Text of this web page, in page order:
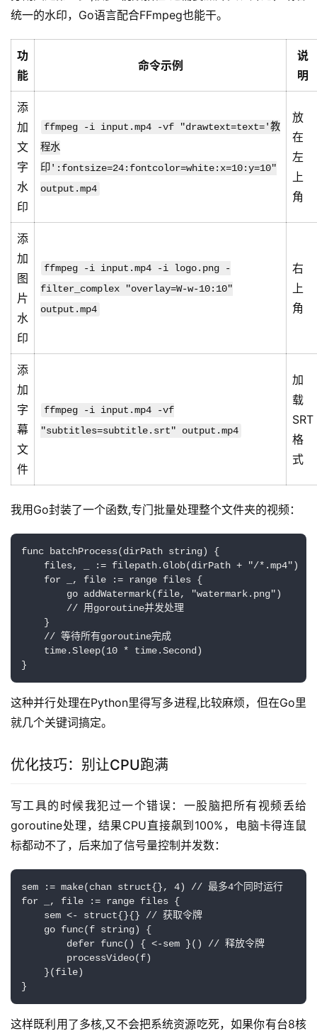
统一的水印，Go语言配合FFmpeg也能干。
功
能
命令示例
说
明
添
加
文
字
水
印
ffmpeg -i input.mp4 -vf "drawtext=text='教
程水
印':fontsize=24:fontcolor=white:x=10:y=10"
output.mp4
放
在
左
上
角
添
加
图
片
水
印
ffmpeg -i input.mp4 -i logo.png -
filter_complex "overlay=W-w-10:10"
output.mp4
右
上
角
添
加
字
幕
文
件
ffmpeg -i input.mp4 -vf
"subtitles=subtitle.srt" output.mp4
加
载
SRT
格
式
我用Go封装了一个函数,专门批量处理整个文件夹的视频：
func batchProcess(dirPath string) {
    files, _ := filepath.Glob(dirPath + "/*.mp4")
    for _, file := range files {
        go addWatermark(file, "watermark.png")
        // 用goroutine并发处理
    }
    // 等待所有goroutine完成
    time.Sleep(10 * time.Second)
}
这种并行处理在Python里得写多进程,比较麻烦，但在Go里
就几个关键词搞定。
优化技巧：别让CPU跑满
写工具的时候我犯过一个错误：一股脑把所有视频丢给
goroutine处理，结果CPU直接飙到100%，电脑卡得连鼠
标都动不了，后来加了信号量控制并发数：
sem := make(chan struct{}, 4) // 最多4个同时运行
for _, file := range files {
    sem <- struct{}{} // 获取令牌
    go func(f string) {
        defer func() { <-sem }() // 释放令牌
        processVideo(f)
    }(file)
}
这样既利用了多核,又不会把系统资源吃死，如果你有台8核